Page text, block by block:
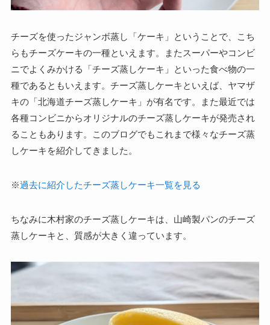
チーズを使ったジャンボ蒸し「ケーキ」ということで、こち
らもチーズケーキの一種といえます。またスーパーやコンビ
ニでよくみかける「チーズ蒸しケーキ」といった食べ物の一
種であるともいえます。チーズ蒸しケーキといえば、ヤマザ
キの「北海道チーズ蒸しケーキ」が有名です。また最近では
各種コンビニからオリジナルのチーズ蒸しケーキが発売され
ることもあります。このブログでもこれまで様々なチーズ蒸
しケーキを紹介してきました。
※過去に紹介したチーズ蒸しケーキ一覧を見る
ちなみに木村家のチーズ蒸しケーキは、山崎製パンのチーズ
蒸しケーキと、質感が大きく違っています。